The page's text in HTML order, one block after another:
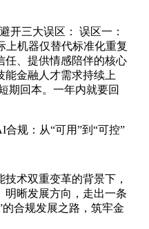
开三大误区： 误区一：
上机器仅替代标准化重复
任、提供情感陪伴的核心
能金融人才需求持续上
期回本。一年内就要回
规：从“可用”到“可控”
术双重变革的背景下，
明晰发展方向，走出一条
的合规发展之路，筑牢金